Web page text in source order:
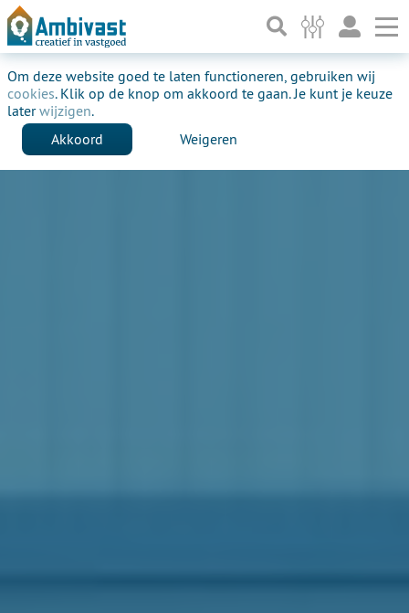
In beheer genomen
Om deze website goed te laten functioneren, gebruiken wij
cookies. Klik op de knop om akkoord te gaan. Je kunt je keuze
laterwijzigen.
Akkoord
Weigeren